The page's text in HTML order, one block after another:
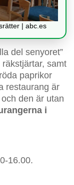
| abc.es
del senyoret”
samt
paprikor
restaurang är
den är utan
i
16.00.